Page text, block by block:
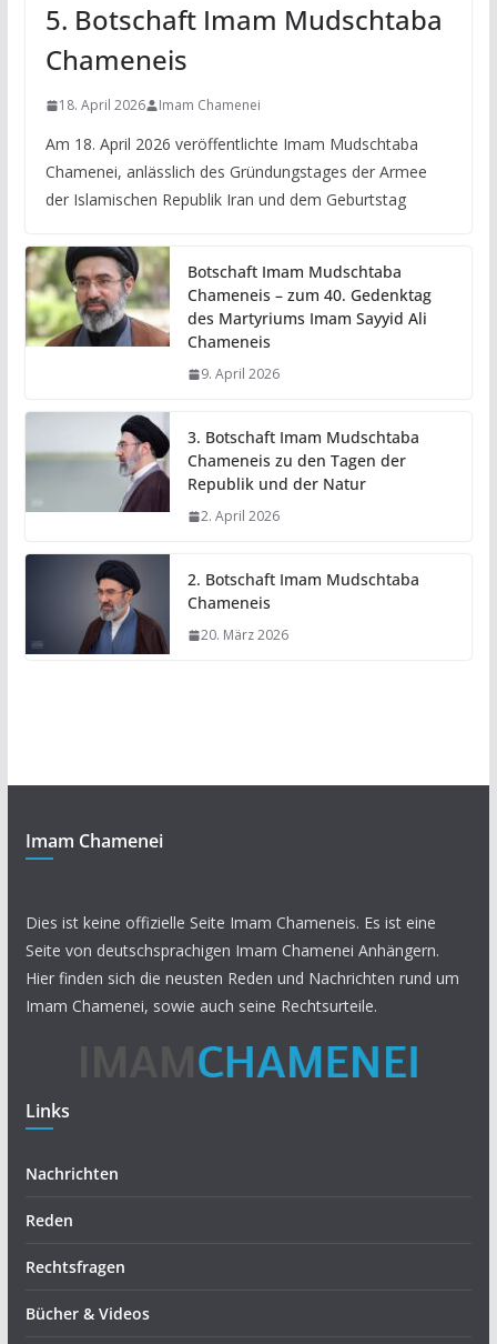
5. Botschaft Imam Mudschtaba
Chameneis
18. April 2026 Imam Chamenei
Am 18. April 2026 veröffentlichte Imam Mudschtaba
Chamenei, anlässlich des Gründungstages der Armee
der Islamischen Republik Iran und dem Geburtstag
Botschaft Imam Mudschtaba
Chameneis – zum 40. Gedenktag
des Martyriums Imam Sayyid Ali
Chameneis
9. April 2026
3. Botschaft Imam Mudschtaba
Chameneis zu den Tagen der
Republik und der Natur
2. April 2026
2. Botschaft Imam Mudschtaba
Chameneis
20. März 2026
Imam Chamenei
Dies ist keine offizielle Seite Imam Chameneis. Es ist eine
Seite von deutschsprachigen Imam Chamenei Anhängern.
Hier finden sich die neusten Reden und Nachrichten rund um
Imam Chamenei, sowie auch seine Rechtsurteile.
Links
Nachrichten
Reden
Rechtsfragen
Bücher & Videos